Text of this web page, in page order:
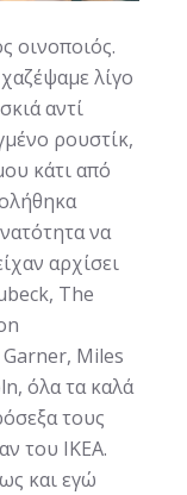
οινοποιός.
λίγο
αντί
ρουστίκ,
κάτι από
να
αρχίσει
The
Miles
όλα τα καλά
τους
του IKEA.
και εγώ